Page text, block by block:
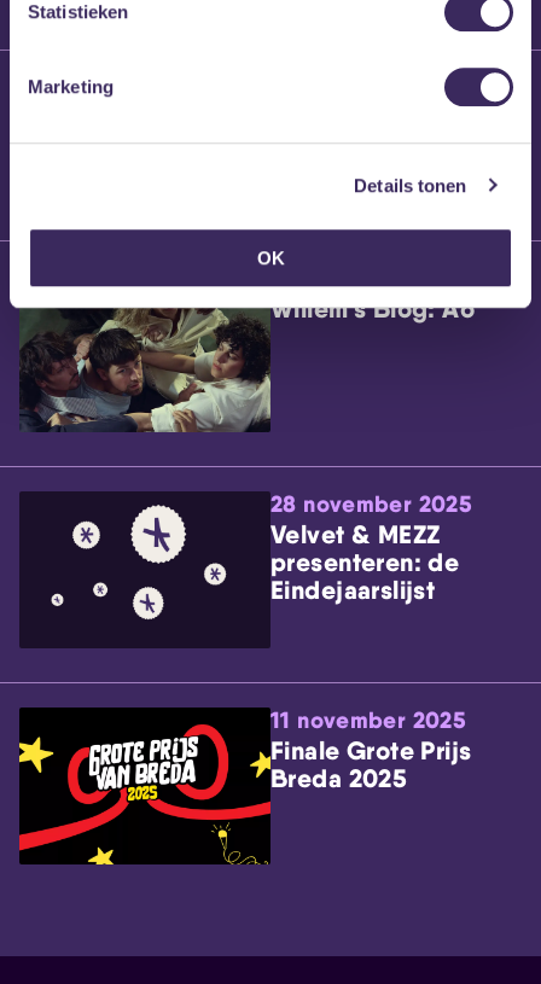
Statistieken
Marketing
Details tonen
OK
Brennt Vanneste
Willem’s Blog: Ão
28 november 2025
Velvet & MEZZ
presenteren: de
Eindejaarslijst
11 november 2025
Finale Grote Prijs
Breda 2025